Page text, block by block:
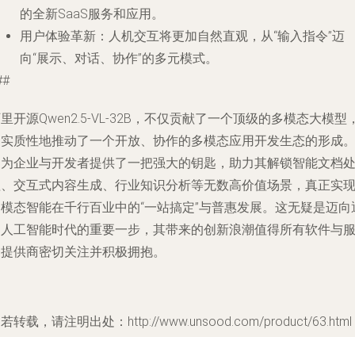
的全新SaaS服务和应用。
用户体验革新 ：人机交互将更加自然直观，从“输入指令”迈
向“展示、对话、协作”的多元模式。
开源Qwen2.5-VL-32B，不仅贡献了一个顶级的多模态大模型
质性地推动了一个开放、协作的多模态应用开发生态的形成。
企业与开发者提供了一把强大的钥匙，助力其解锁智能文档处
交互式内容生成、行业知识分析等无数高价值场景，真正实现
态智能在千行百业中的“一站搞定”与普惠发展。这无疑是迈向
工智能时代的重要一步，其带来的创新浪潮值得所有软件与服
供商密切关注并积极拥抱。
转载，请注明出处：http://www.unsood.com/product/63.html